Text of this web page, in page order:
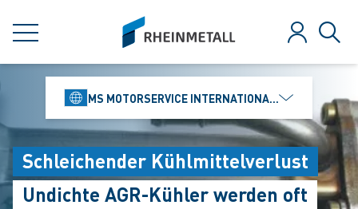
MENÜ
siteLogo
Anmelden
MS MOTORSERVICE INTERNATIONAL GMBH
Schleichender Kühlmittelverlust
Undichte AGR-Kühler werden oft